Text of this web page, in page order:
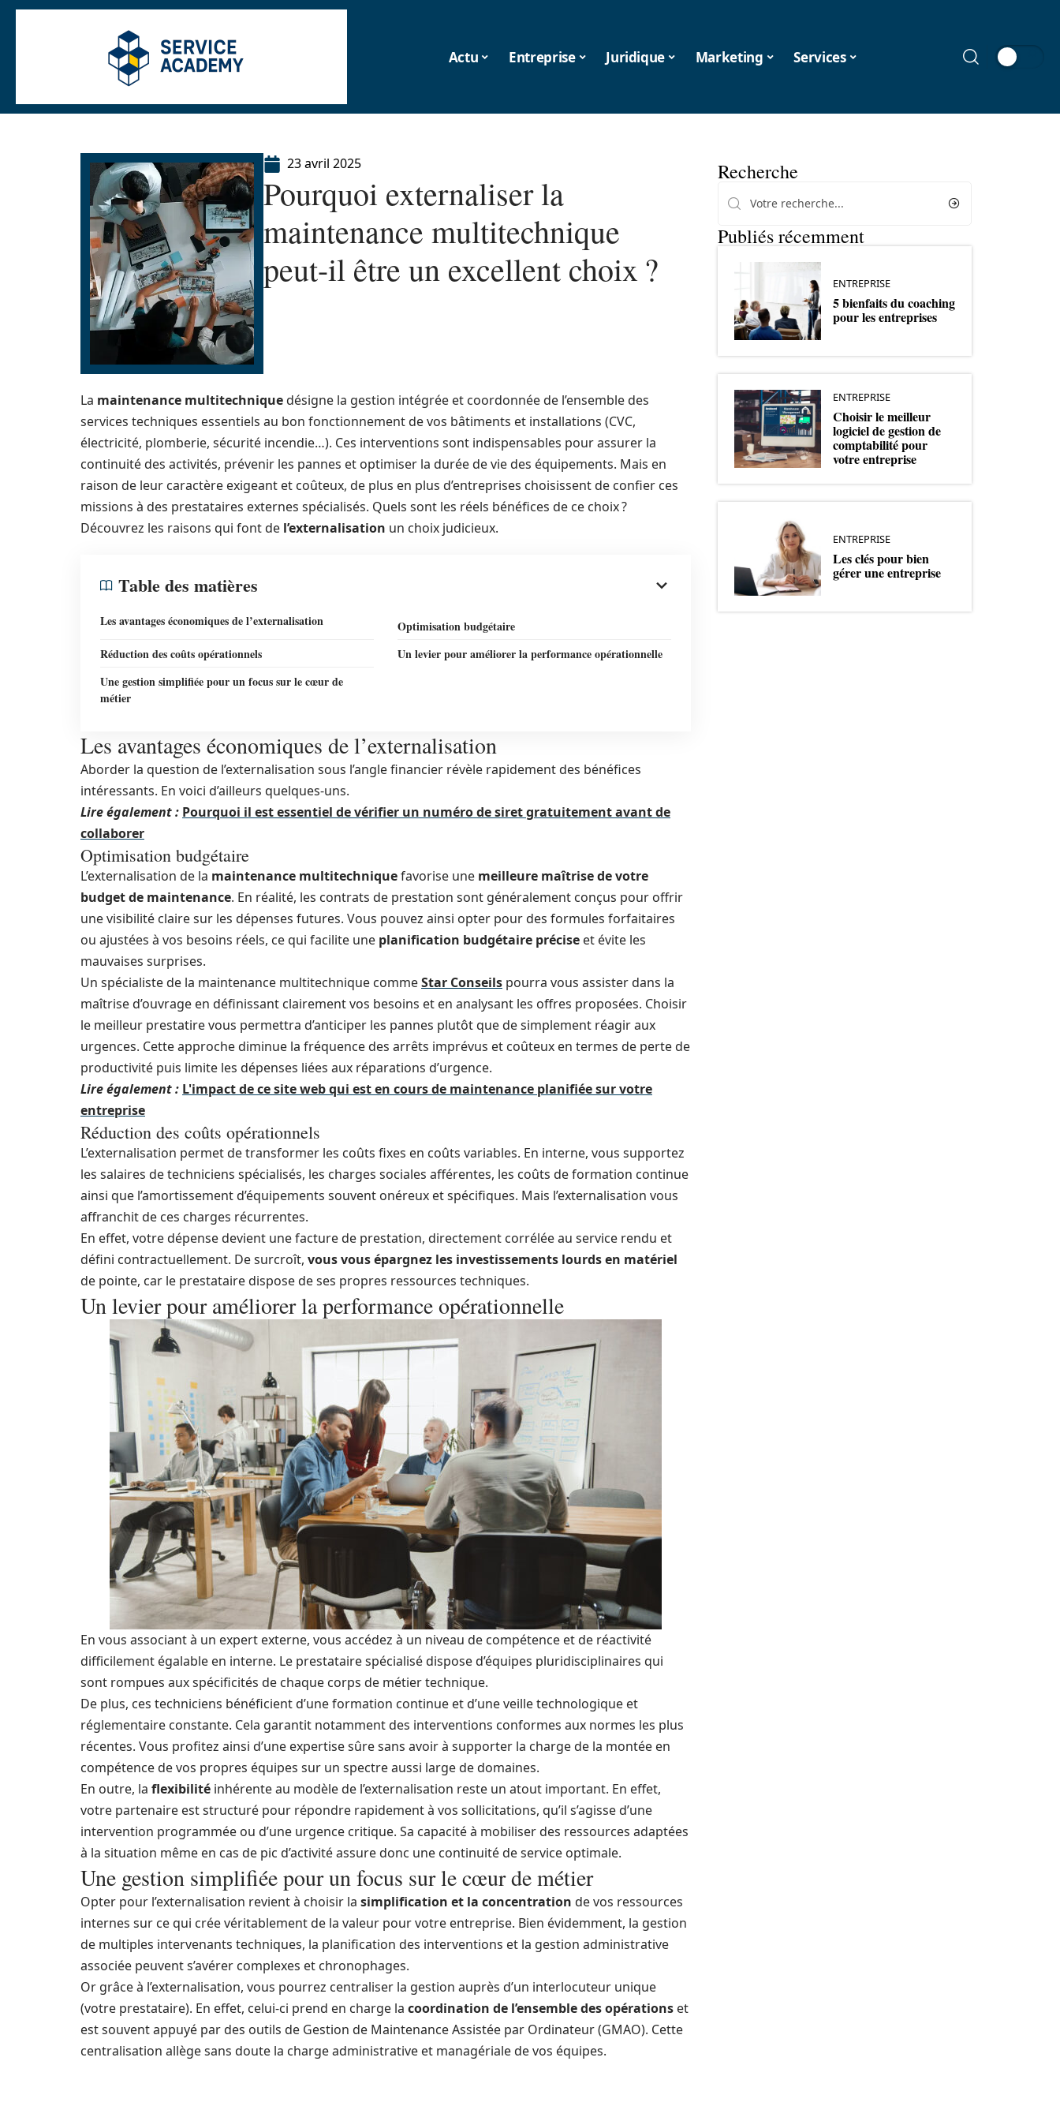
Actu Entreprise Juridique Marketing Services
23 avril 2025
Pourquoi externaliser la
maintenance multitechnique
peut-il être un excellent choix ?
La maintenance multitechniquedésigne la gestion intégrée et coordonnée de l’ensemble des
services techniques essentiels au bon fonctionnement de vos bâtiments et installations (CVC,
électricité, plomberie, sécurité incendie…). Ces interventions sont indispensables pour assurer la
continuité des activités, prévenir les pannes et optimiser la durée de vie des équipements. Mais en
raison de leur caractère exigeant et coûteux, de plus en plus d’entreprises choisissent de confier ces
missions à des prestataires externes spécialisés. Quels sont les réels bénéfices de ce choix ?
Découvrez les raisons qui font de l’externalisation un choix judicieux.
Table des matières
Les avantages économiques de l’externalisation
Optimisation budgétaire
Réduction des coûts opérationnels
Un levier pour améliorer la performance opérationnelle
Une gestion simplifiée pour un focus sur le cœur de
métier
Les avantages économiques de l’externalisation
Aborder la question de l’externalisation sous l’angle financier révèle rapidement des bénéfices
intéressants. En voici d’ailleurs quelques-uns.
Lire également : Pourquoi il est essentiel de vérifier un numéro de siret gratuitement avant de
collaborer
Optimisation budgétaire
L’externalisation de la maintenance multitechniquefavorise une meilleure maîtrise de votre
budget de maintenance. En réalité, les contrats de prestation sont généralement conçus pour offrir
une visibilité claire sur les dépenses futures. Vous pouvez ainsi opter pour des formules forfaitaires
ou ajustées à vos besoins réels, ce qui facilite une planification budgétaire précise et évite les
mauvaises surprises.
Un spécialiste de la maintenance multitechnique commeStar Conseils pourra vous assister dans la
maîtrise d’ouvrage en définissant clairement vos besoins et en analysant les offres proposées. Choisir
le meilleur prestatire vous permettra d’anticiper les pannes plutôt que de simplement réagir aux
urgences. Cette approche diminue la fréquence des arrêts imprévus et coûteux en termes de perte de
productivité puis limite les dépenses liées aux réparations d’urgence.
Lire également : L'impact de ce site web qui est en cours de maintenance planifiée sur votre
entreprise
Réduction des coûts opérationnels
L’externalisation permet de transformer les coûts fixes en coûts variables. En interne, vous supportez
les salaires de techniciens spécialisés, les charges sociales afférentes, les coûts de formation continue
ainsi que l’amortissement d’équipements souvent onéreux et spécifiques. Mais l’externalisation vous
affranchit de ces charges récurrentes.
En effet, votre dépense devient une facture de prestation, directement corrélée au service rendu et
défini contractuellement. De surcroît, vous vous épargnez les investissements lourds en matériel
de pointe, car le prestataire dispose de ses propres ressources techniques.
Un levier pour améliorer la performance opérationnelle
En vous associant à un expert externe, vous accédez à un niveau de compétence et de réactivité
difficilement égalable en interne. Le prestataire spécialisé dispose d’équipes pluridisciplinaires qui
sont rompues aux spécificités de chaque corps de métier technique.
De plus, ces techniciens bénéficient d’une formation continue et d’une veille technologique et
réglementaire constante. Cela garantit notamment des interventions conformes aux normes les plus
récentes. Vous profitez ainsi d’une expertise sûre sans avoir à supporter la charge de la montée en
compétence de vos propres équipes sur un spectre aussi large de domaines.
En outre, la flexibilité inhérente au modèle de l’externalisation reste un atout important. En effet,
votre partenaire est structuré pour répondre rapidement à vos sollicitations, qu’il s’agisse d’une
intervention programmée ou d’une urgence critique. Sa capacité à mobiliser des ressources adaptées
à la situation même en cas de pic d’activité assure donc une continuité de service optimale.
Une gestion simplifiée pour un focus sur le cœur de métier
Opter pour l’externalisation revient à choisir la simplification et la concentration de vos ressources
internes sur ce qui crée véritablement de la valeur pour votre entreprise. Bien évidemment, la gestion
de multiples intervenants techniques, la planification des interventions et la gestion administrative
associée peuvent s’avérer complexes et chronophages.
Or grâce à l’externalisation, vous pourrez centraliser la gestion auprès d’un interlocuteur unique
(votre prestataire). En effet, celui-ci prend en charge la coordination de l’ensemble des opérations et
est souvent appuyé par des outils de Gestion de Maintenance Assistée par Ordinateur (GMAO). Cette
centralisation allège sans doute la charge administrative et managériale de vos équipes.
Recherche
Publiés récemment
ENTREPRISE
5 bienfaits du coaching
pour les entreprises
ENTREPRISE
Choisir le meilleur
logiciel de gestion de
comptabilité pour
votre entreprise
ENTREPRISE
Les clés pour bien
gérer une entreprise